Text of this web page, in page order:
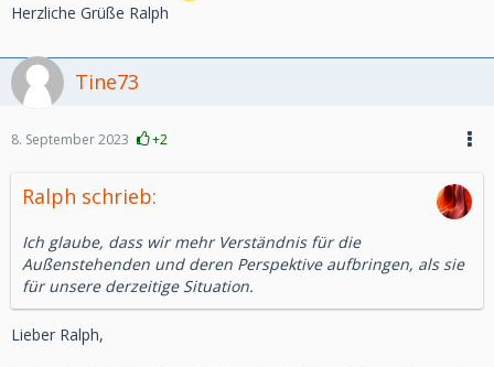
Herzliche Grüße Ralph
Tine73
8. September 2023 +2
Ralph schrieb:
Ich glaube, dass wir mehr Verständnis für die
Außenstehenden und deren Perspektive aufbringen, als sie
für unsere derzeitige Situation.
Lieber Ralph,